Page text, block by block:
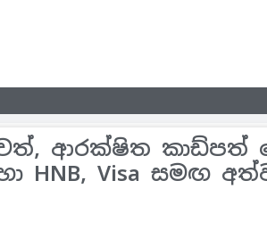
ආරක්ෂිත කාඩ්පත්
HNB, Visa සමඟ